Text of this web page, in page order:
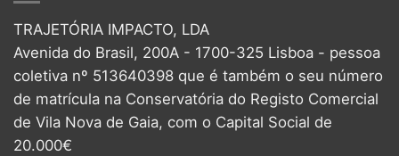
TRAJETÓRIA IMPACTO, LDA
Avenida do Brasil, 200A - 1700-325 Lisboa - pessoa
coletiva nº 513640398 que é também o seu número
de matrícula na Conservatória do Registo Comercial
de Vila Nova de Gaia, com o Capital Social de
20.000€